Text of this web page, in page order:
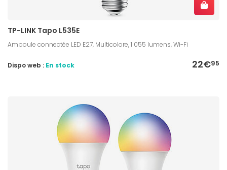
TP-LINK Tapo L535E
Ampoule connectée LED E27, Multicolore, 1 055 lumens, Wi-Fi
22€95
Dispo web : En stock